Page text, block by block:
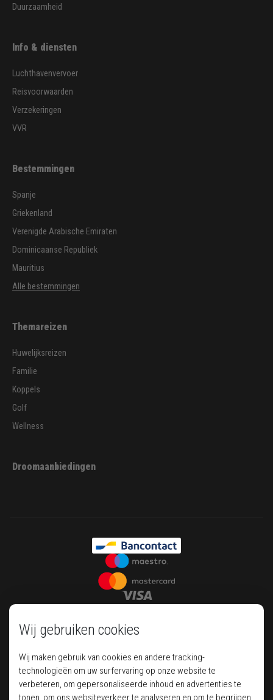
Wij gebruiken cookies
Wij maken gebruik van cookies en andere tracking-
technologieën om uw surfervaring op onze website te
verbeteren, om gepersonaliseerde inhoud en advertenties te
tonen, om ons websiteverkeer te analyseren en om te begrijpen
Duurzaamheid
Info & diensten
Luchthavenvervoer
Reisvoorwaarden
Verzekeringen
VVR
Bestemmingen
Spanje
Griekenland
Verenigde Arabische Emiraten
Dominicaanse Republiek
Mauritius
Alle bestemmingen
Themareizen
Huwelijksreizen
Familie
Koppels
Golf
Wellness
Droomaanbiedingen